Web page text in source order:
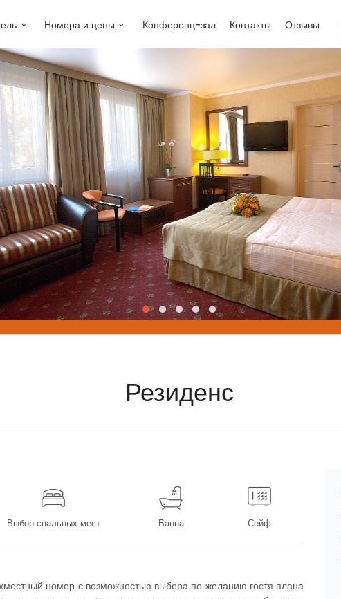
Номера и цены Конференц-зал Контакты Отзывы
Резиденс
Выбор спальных мест Ванна Сейф
номер с возможностью выбора по желанию гостя плана